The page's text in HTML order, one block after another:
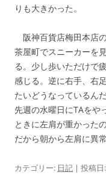
りも大きかった。
阪神百貨店梅田本店
茶屋町でスニーカーを
る。少し歩いただけで
感じる。逆に右手、右
たいどうなっているん
先週の水曜日にTAをや
ときに左肩が重かった
だから朝から左肩に異
カテゴリー: 日記 | 投稿日: